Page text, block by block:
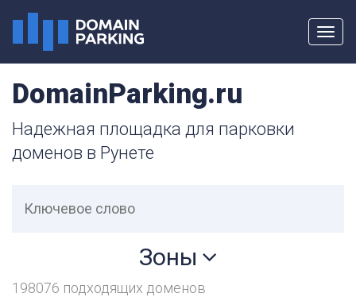
DomainParking.ru
Надежная площадка для парковки
доменов в Рунете
Зоны
198076 подходящих доменов